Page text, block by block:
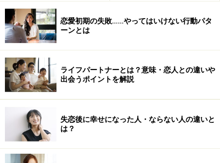
結婚しない男
もはや昭和の香りすら漂う同棲という言葉。とはいえ現
代でも十分存在しています。いったいどんな心理なので
しょうか。果たして男性は、愛だけでその結果を出して
るのでしょうか。その本音は……。男子はズルイって女子
に言われそうですが、現代男子にはむしろ素敵な方法な
のかもしれません。
リンク： 要注意！ 同棲に隠された男のズルい本音 [橋本明彦の恋愛コラム] All About
執筆ガイド 橋本 明彦
恋愛初期の失敗……やってはいけない行動パタ
ーンとは
ライフパートナーとは？意味・恋人との違いや
出会うポイントを解説
失恋後に幸せになった人・ならない人の違いと
は？